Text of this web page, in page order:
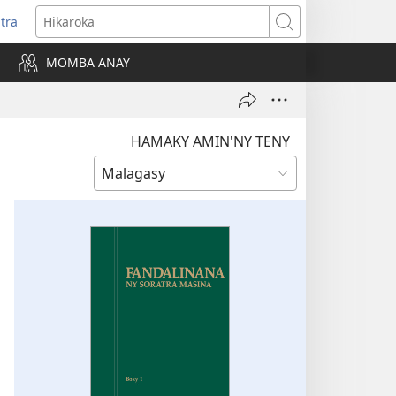
Hikaroka
MOMBA ANAY
HAMAKY AMIN'NY TENY